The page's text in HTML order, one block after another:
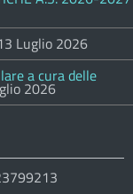
Luglio 2026
a cura delle
2026